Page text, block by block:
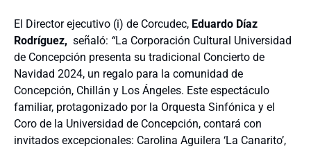
El Director ejecutivo (i) de Corcudec, Eduardo Díaz
Rodríguez, señaló: “La Corporación Cultural Universidad
de Concepción presenta su tradicional Concierto de
Navidad 2024, un regalo para la comunidad de
Concepción, Chillán y Los Ángeles. Este espectáculo
familiar, protagonizado por la Orquesta Sinfónica y el
Coro de la Universidad de Concepción, contará con
invitados excepcionales: Carolina Aguilera ‘La Canarito’,